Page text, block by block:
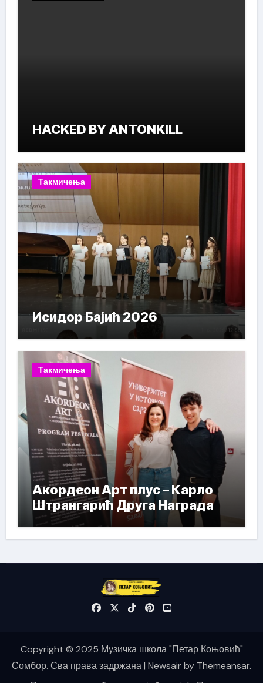
HACKED BY ANTONKILL
Такмичења
Исидор Бајић 2026
Такмичења
Акордеон Арт плус – Карло
Штрангарић Друга Награда
Copyright © 2025 Музичка школа "Петар Коњовић"
Сомбор. Сва права задржана| Newsairby Themeansar.